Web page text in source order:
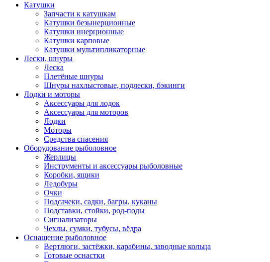
Катушки
Запчасти к катушкам
Катушки безынерционные
Катушки инерционные
Катушки карповые
Катушки мультипликаторные
Лески, шнуры
Леска
Плетёные шнуры
Шнуры нахлыстовые, подлески, бэкинги
Лодки и моторы
Аксессуары для лодок
Аксессуары для моторов
Лодки
Моторы
Средства спасения
Оборудование рыболовное
Жерлицы
Инструменты и аксессуары рыболовные
Коробки, ящики
Ледобуры
Очки
Подсачеки, садки, багры, куканы
Подставки, стойки, род-поды
Сигнализаторы
Чехлы, сумки, тубусы, вёдра
Оснащение рыболовное
Вертлюги, застёжки, карабины, заводные кольца
Готовые оснастки